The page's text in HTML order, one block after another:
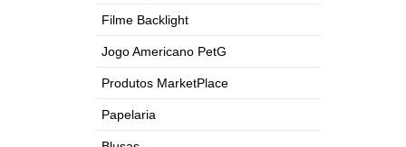
Filme Backlight
Jogo Americano PetG
Produtos MarketPlace
Papelaria